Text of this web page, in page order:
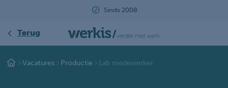
Beoordeeld met een 9.2
Terug
Vacatures Productie Lab medewerker